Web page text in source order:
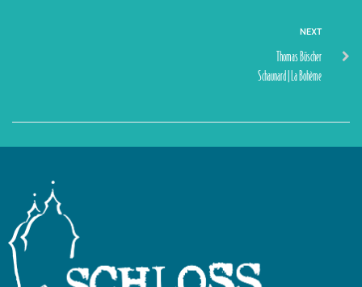
NEXT
Thomas Büscher
Schaunard | La Bohème